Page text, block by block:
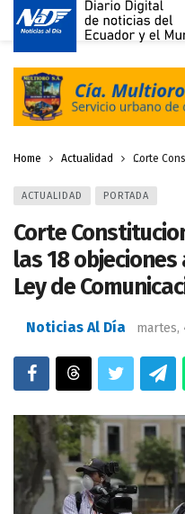
Home Actualidad Corte
ACTUALIDAD PORTADA
Corte
las 18
Ley de
Noticias Al Día martes,